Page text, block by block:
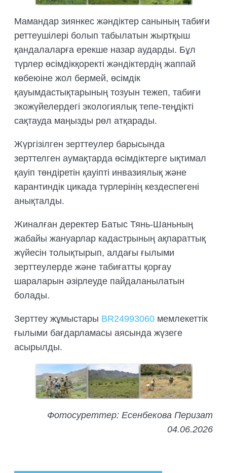
Мамандар зиянкес жәндіктер санының табиғи
реттеушілері болып табылатын жыртқыш
қандалаларға ерекше назар аударды. Бұл
түрлер өсімдікқоректі жәндіктердің жаппай
көбеюіне жол бермей, өсімдік
қауымдастықтарының тозуын тежеп, табиғи
экожүйелердегі экологиялық тепе-теңдікті
сақтауда маңызды рөл атқарады.
Жүргізілген зерттеулер барысында
зерттелген аумақтарда өсімдіктерге ықтимал
қауіп төндіретін қауіпті инвазиялық және
карантиндік цикада түрлерінің кездеспегені
анықталды.
Жиналған деректер Батыс Тянь-Шаньның
жабайы жануарлар кадастрының ақпараттық
жүйесін толықтырып, алдағы ғылыми
зерттеулерде және табиғатты қорғау
шараларын әзірлеуде пайдаланылатын
болады.
Зерттеу жұмыстары BR24993060 мемлекеттік
ғылыми бағдарламасы аясында жүзеге
асырылды.
Фотосуреттер: Есенбекова Перизат
04.06.2026